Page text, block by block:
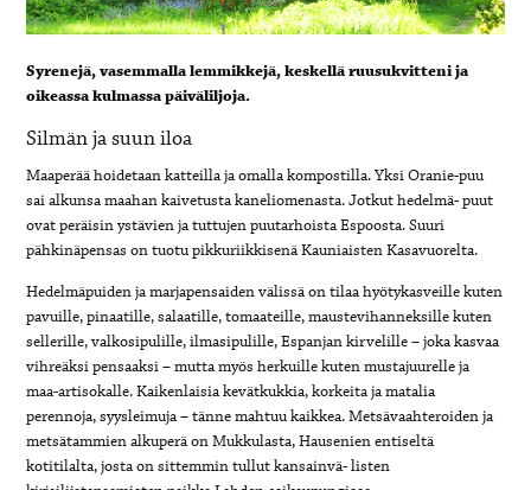
Syrenejä, vasemmalla lemmikkejä, keskellä ruusukvitteni ja
oikeassa kulmassa päiväliljoja.
Silmän ja suun iloa
Maaperää hoidetaan katteilla ja omalla kompostilla. Yksi Oranie-puu
sai alkunsa maahan kaivetusta kaneliomenasta. Jotkut hedelmä- puut
ovat peräisin ystävien ja tuttujen puutarhoista Espoosta. Suuri
pähkinäpensas on tuotu pikkuriikkisenä Kauniaisten Kasavuorelta.
Hedelmäpuiden ja marjapensaiden välissä on tilaa hyötykasveille kuten
pavuille, pinaatille, salaatille, tomaateille, maustevihanneksille kuten
sellerille, valkosipulille, ilmasipulille, Espanjan kirvelille – joka kasvaa
vihreäksi pensaaksi – mutta myös herkuille kuten mustajuurelle ja
maa-artisokalle. Kaikenlaisia kevätkukkia, korkeita ja matalia
perennoja, syysleimuja – tänne mahtuu kaikkea. Metsävaahteroiden ja
metsätammien alkuperä on Mukkulasta, Hausenien entiseltä
kotitilalta, josta on sittemmin tullut kansainvä- listen